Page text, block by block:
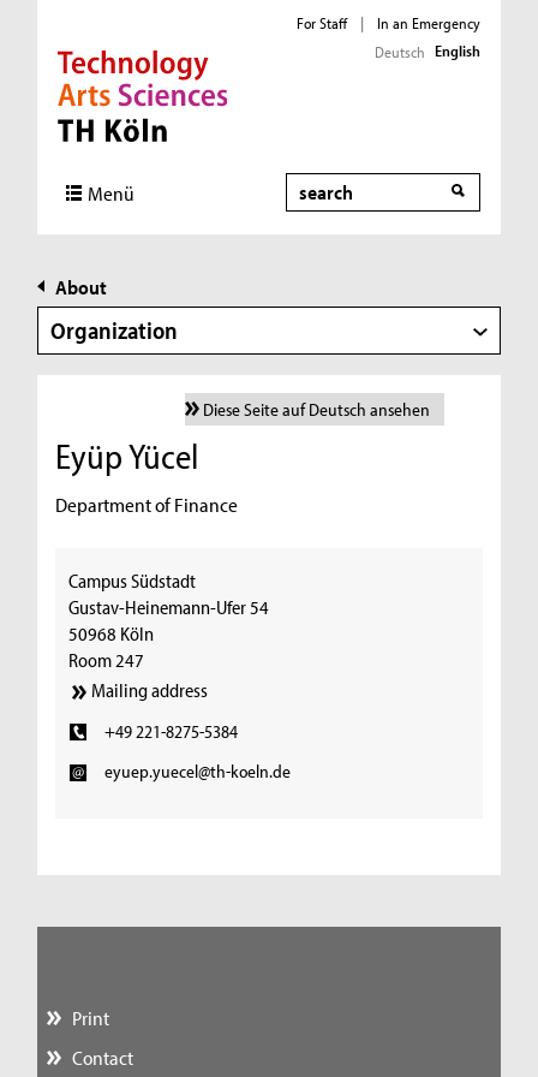
Direkt zur Hauptnavigation
Direkt zur Subnavigation
Direkt zum Inhalt
Direkt zum Fußbereich
For Staff |
In an Emergency
Deutsch English
Menü Search
About
Organization
Diese Seite auf Deutsch ansehen
Eyüp Yücel
Department of Finance
Campus Südstadt
Gustav-Heinemann-Ufer 54
50968 Köln
Room 247
Mailing address
+49 221-8275-5384
eyuep.yuecel@th-koeln.de
Print
Contact